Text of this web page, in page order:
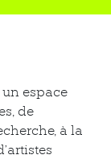
espace
de
à la